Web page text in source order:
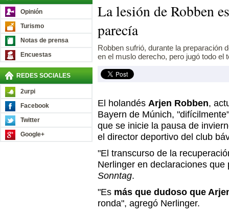
Opinión
Turismo
Notas de prensa
Encuestas
REDES SOCIALES
2urpi
Facebook
Twitter
Google+
La lesión de Robben
parecía
Robben sufrió, durante la preparación
en el muslo derecho, pero jugó todo el
El holandés Arjen Robben,
Bayern de Múnich,
que se inicie la pausa de
el director deportivo del club
"El transcurso de la
Nerlinger en declaraciones
Sonntag.
"Es más que dudoso que
ronda", agregó Nerlinger.